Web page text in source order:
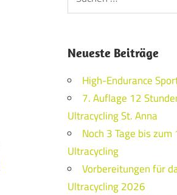
nach:
Neueste Beiträge
High-Endurance
7. Auflage 12
Ultracycling St. Anna
Noch 3 Tage bis
Ultracycling
Vorbereitungen für
Ultracycling 2026